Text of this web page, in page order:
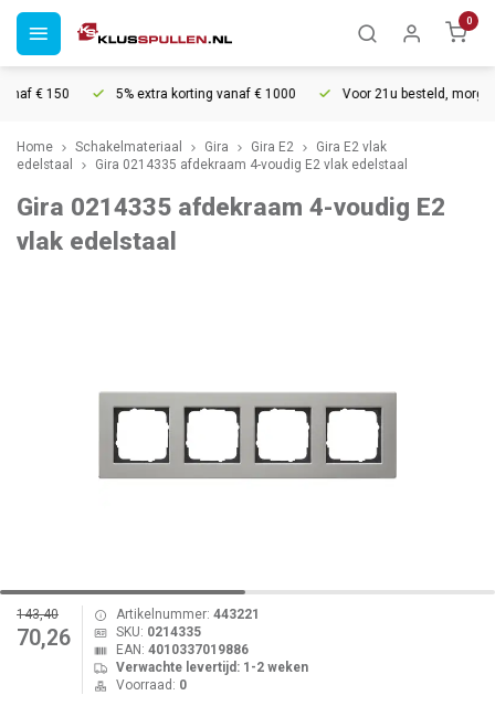
0
€ 150 5% extra korting vanaf € 1000 Voor 21u besteld, morgen
Home Schakelmateriaal Gira Gira E2
Gira E2 vlak
edelstaal
Gira 0214335 afdekraam 4-voudig E2 vlak edelstaal
Gira 0214335 afdekraam 4-voudig E2
vlak edelstaal
143,40
70,26
Artikelnummer: 443221
SKU: 0214335
EAN: 4010337019886
Verwachte levertijd: 1-2 weken
Voorraad: 0